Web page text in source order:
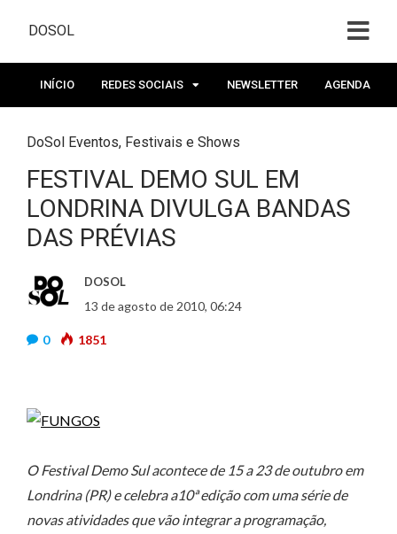
DOSOL
INÍCIO REDES SOCIAIS NEWSLETTER AGENDA
DoSol Eventos, Festivais e Shows
FESTIVAL DEMO SUL EM
LONDRINA DIVULGA BANDAS
DAS PRÉVIAS
DOSOL
13 de agosto de 2010, 06:24
0 1851
O Festival Demo Sul acontece de 15 a 23 de outubro em
Londrina (PR) e celebra a10ª edição com uma série de
novas atividades que vão integrar a programação,